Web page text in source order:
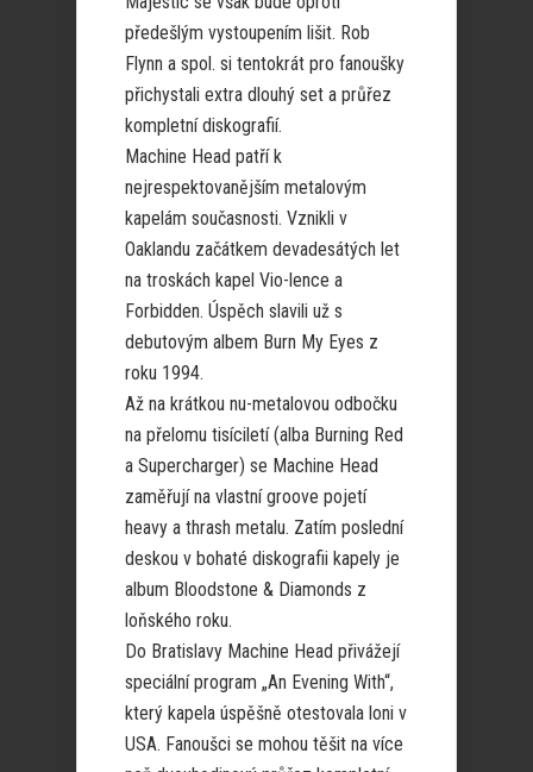
předešlým vystoupením lišit. Rob
Flynn a spol. si tentokrát pro fanoušky
přichystali extra dlouhý set a průřez
kompletní diskografií.
Machine Head patří k
nejrespektovanějším metalovým
kapelám současnosti. Vznikli v
Oaklandu začátkem devadesátých let
na troskách kapel Vio-lence a
Forbidden. Úspěch slavili už s
debutovým albem Burn My Eyes z
roku 1994.
Až na krátkou nu-metalovou odbočku
na přelomu tisíciletí (alba Burning Red
a Supercharger) se Machine Head
zaměřují na vlastní groove pojetí
heavy a thrash metalu. Zatím poslední
deskou v bohaté diskografii kapely je
album Bloodstone & Diamonds z
loňského roku.
Do Bratislavy Machine Head přivážejí
speciální program „An Evening With“,
který kapela úspěšně otestovala loni v
USA. Fanoušci se mohou těšit na více